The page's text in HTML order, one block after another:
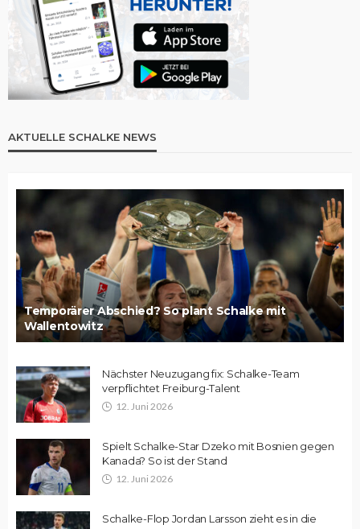
AKTUELLE SCHALKE NEWS
Temporärer Abschied? So plant Schalke mit
Wallentowitz
Nächster Neuzugang fix: Schalke-Team
verpflichtet Freiburg-Talent
12. Juni 2026
Spielt Schalke-Star Dzeko mit Bosnien gegen
Kanada? So ist der Stand
12. Juni 2026
Schalke-Flop Jordan Larsson zieht es in die